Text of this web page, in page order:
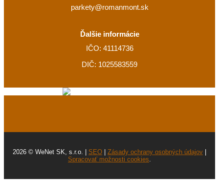
parkety@romanmont.sk
Ďalšie informácie
IČO: 41114736
DIČ: 1025583559
2026 © WeNet SK, s.r.o. | SEO Zásady ochrany osobných údajov
Spracovať možnosti cookies